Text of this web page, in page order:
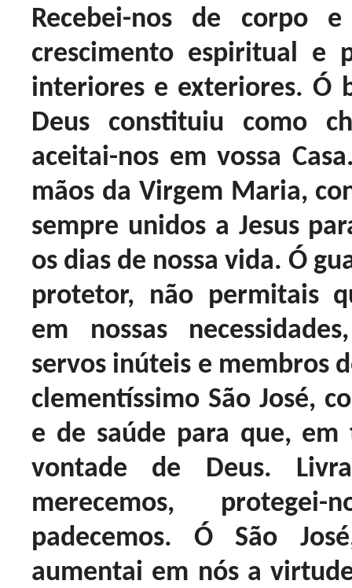
Recebei-nos de corpo
crescimento espiritual e
interiores e exteriores. Ó
Deus constituiu como
aceitai-nos em vossa
mãos da Virgem Maria,
sempre unidos a Jesus
os dias de nossa vida. Ó
protetor, não permitais
em nossas
servos inúteis e membros
clementíssimo São José,
e de saúde para que, em
vontade de Deus.
merecemos,
padecemos. Ó São
aumentai em nós a